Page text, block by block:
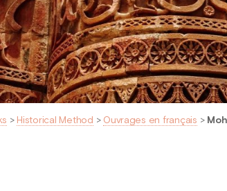
> Historical Method > Ouvrages en français >